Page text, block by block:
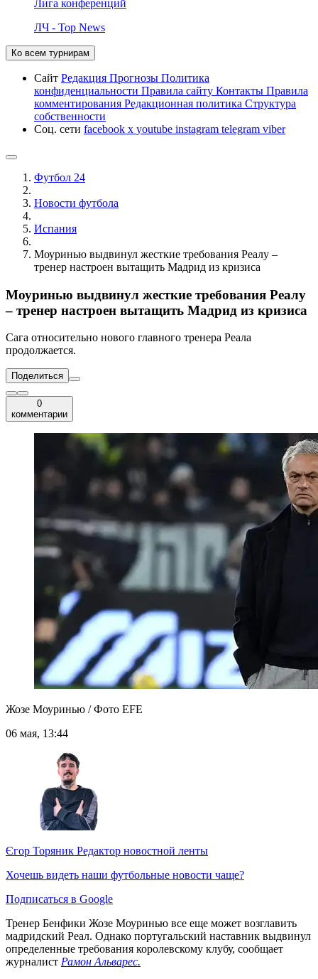
Лига конференций
ЛЧ - Top News
Ко всем турнирам
Сайт Редакция Прогнозы Политика
конфиденциальности Правила сайту Контакты Правила
комментирования Редакционная политика Структура
собственности
Соц. сети facebook x youtube instagram telegram viber
Футбол 24
Новости футбола
Испания
Моуринью выдвинул жесткие требования Реалу –
тренер настроен вытащить Мадрид из кризиса
Моуринью выдвинул жесткие требования Реалу
– тренер настроен вытащить Мадрид из кризиса
Сага относительно нового главного тренера Реала
продолжается.
Поделиться
0
комментарии
Жозе Моуринью / Фото EFE
06 мая, 13:44
Єгор Торяник Редактор новостной ленты
Хочешь видеть наши футбольные новости чаще?
Подписаться в Google
Тренер Бенфики Жозе Моуринью все еще может возглавить
мадридский Реал. Однако португальский наставник выдвинул
определенные требования королевскому клубу, сообщает
журналист Рамон Альварес.